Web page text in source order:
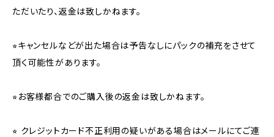
ただいたり、返金は致しかねます。
⭐︎キャンセルなどが出た場合は予告なしにパックの補充をさせて
頂く可能性があります。
⭐︎お客様都合でのご購入後の返金は致しかねます。
⭐︎ クレジットカード不正利用の疑いがある場合はメールにてご連